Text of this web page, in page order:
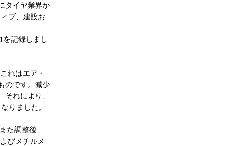
タイヤ業界か
ブ、建設お
を記録しまし
れはエア・
のです。減少
れにより、
りました。
た調整後
びメチルメ